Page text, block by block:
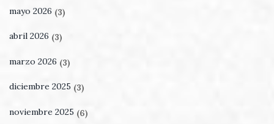
mayo 2026 (3)
abril 2026 (3)
marzo 2026 (3)
diciembre 2025 (3)
noviembre 2025 (6)